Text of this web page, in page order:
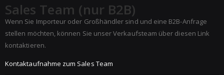
Sales Team (nur B2B)
Wenn Sie Importeur oder Großhändler sind und eine B2B-Anfrage
stellen möchten, können Sie unser Verkaufsteam über diesen Link
kontaktieren.
Kontaktaufnahme zum Sales Team